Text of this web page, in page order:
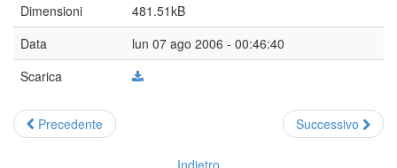
Dimensioni
481.51kB
Data
lun 07 ago 2006 - 00:46:40
Scarica
Precedente Successivo
Indietro